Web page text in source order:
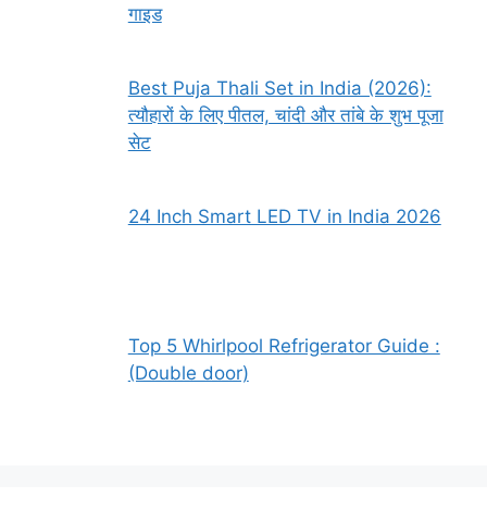
गाइड
Best Puja Thali Set in India (2026):
त्यौहारों के लिए पीतल, चांदी और तांबे के शुभ पूजा
सेट
24 Inch Smart LED TV in India 2026
Top 5 Whirlpool Refrigerator Guide :
(Double door)